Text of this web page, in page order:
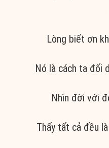
Lòng biết ơn
Nó là cách ta đối
Nhìn đời với
Thấy tất cả đều